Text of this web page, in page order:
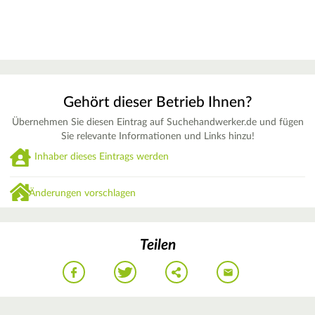
Gehört dieser Betrieb Ihnen?
Übernehmen Sie diesen Eintrag auf Suchehandwerker.de und fügen
Sie relevante Informationen und Links hinzu!
Inhaber dieses Eintrags werden
Änderungen vorschlagen
Teilen